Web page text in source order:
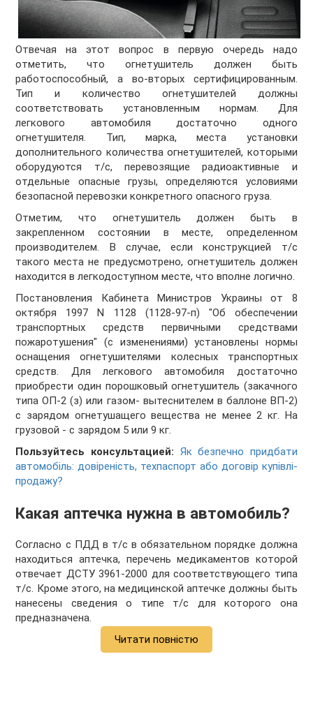
Отвечая на этот вопрос в первую очередь надо
отметить, что огнетушитель должен быть
работоспособный, а во-вторых сертифицированным.
Тип и количество огнетушителей должны
соответствовать установленным нормам. Для
легкового автомобиля достаточно одного
огнетушителя. Тип, марка, места установки
дополнительного количества огнетушителей, которыми
оборудуются т/с, перевозящие радиоактивные и
отдельные опасные грузы, определяются условиями
безопасной перевозки конкретного опасного груза.
Отметим, что огнетушитель должен быть в
закрепленном состоянии в месте, определенном
производителем. В случае, если конструкцией т/с
такого места не предусмотрено, огнетушитель должен
находится в легкодоступном месте, что вполне логично.
Постановления Кабинета Министров Украины от 8
октября 1997 N 1128 (1128-97-п) "Об обеспечении
транспортных средств первичными средствами
пожаротушения" (с изменениями) установлены нормы
оснащения огнетушителями колесных транспортных
средств. Для легкового автомобиля достаточно
приобрести один порошковый огнетушитель (закачного
типа ОП-2 (з) или газом- вытеснителем в баллоне ВП-2)
с зарядом огнетушащего вещества не менее 2 кг. На
грузовой - с зарядом 5 или 9 кг.
Пользуйтесь консультацией: Як безпечно придбати
автомобіль: довіреність, техпаспорт або договір купівлі-
продажу?
Какая аптечка нужна в автомобиль?
Согласно с ПДД в т/с в обязательном порядке должна
находиться аптечка, перечень медикаментов которой
отвечает ДСТУ 3961-2000 для соответствующего типа
т/с. Кроме этого, на медицинской аптечке должны быть
нанесены сведения о типе т/с для которого она
предназначена.
Читати повністю